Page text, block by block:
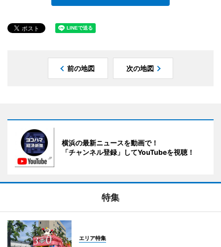
前の地図 次の地図
横浜の最新ニュースを動画で！
「チャンネル登録」してYouTubeを視聴！
特集
エリア特集